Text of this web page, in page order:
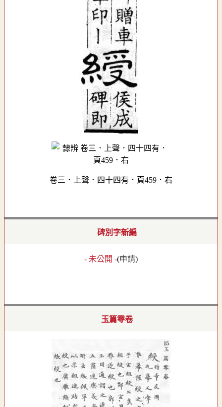
卷三．上聲．四十四有．頁459．右
碑別字新編
- 未公開 -(申請)
玉篇零卷